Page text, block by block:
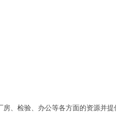
、检验、办公等各方面的资源并提